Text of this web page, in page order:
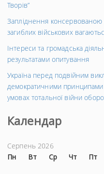
Творів”
Запліднення
загиблих військових
Інтереси та громадська
результатами опитування
Україна перед подвійним
демократичними
умовах тотальної війни
Календар
Серпень 2026
Пн
Вт Ср Чт Пт